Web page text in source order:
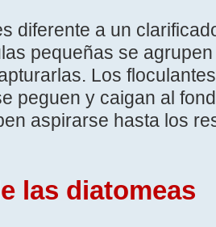
diferente a un
pequeñas se
Los
peguen y caigan al
aspirarse hasta los
las diatomeas